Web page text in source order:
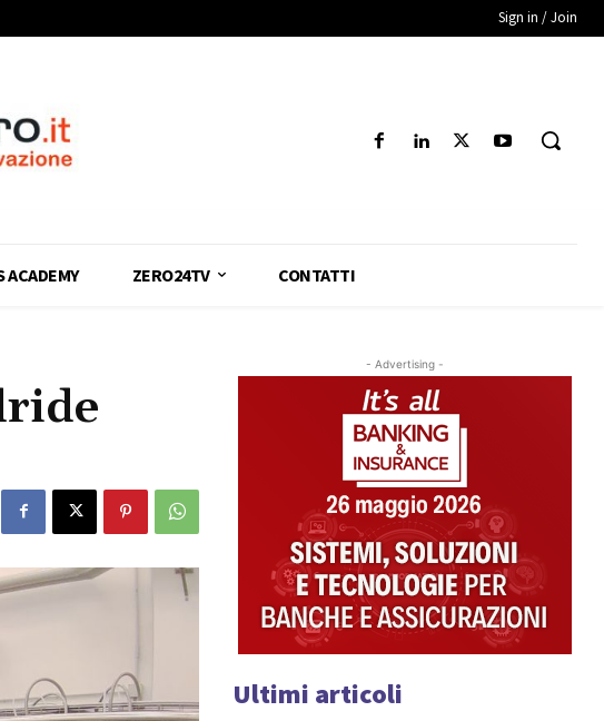
Sign in / Join
ACADEMY ZERO24TV CONTATTI
- Advertising -
Ultimi articoli